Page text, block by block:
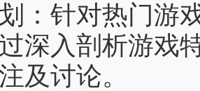
：针对热门游
深入剖析游戏
及讨论。